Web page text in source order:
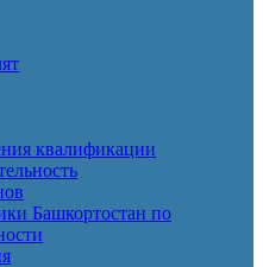
квалификации
Башкортостан по